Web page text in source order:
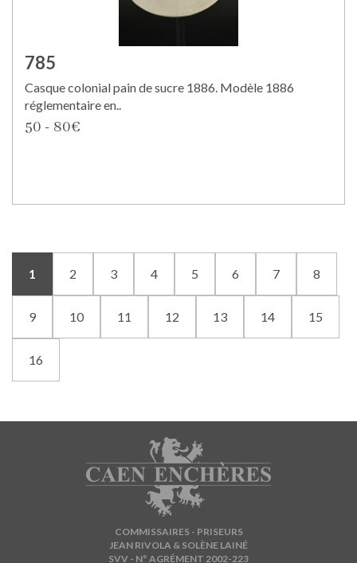
785
Casque colonial pain de sucre 1886. Modèle 1886
réglementaire en..
50 - 80€
1 2 3 4 5 6 7 8
9 10 11 12 13 14 15
16
COMMISSAIRES - PRISEURS
JEAN RIVOLA & SOLÈNE LAINÉ
SVV - N° AGRÉMENT 2002-223